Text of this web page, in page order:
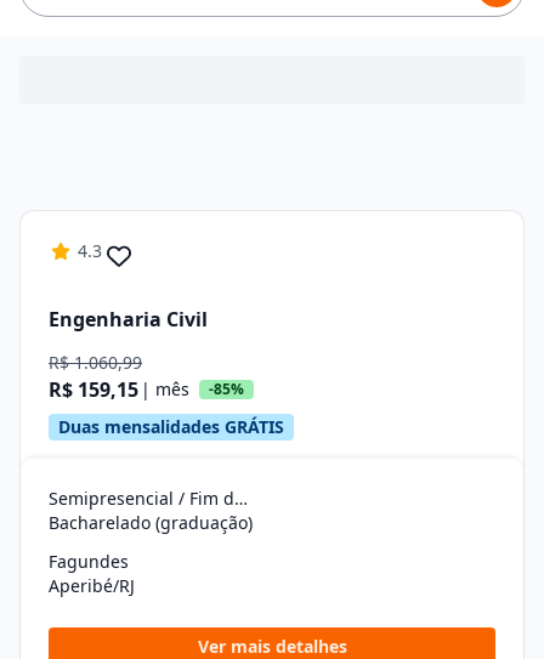
4.3
Engenharia Civil
R$ 1.060,99
R$ 159,15 | mês -85%
Duas mensalidades GRÁTIS
Semipresencial / Fim de Semana
Bacharelado (graduação)
Fagundes
Aperibé/RJ
Ver mais detalhes